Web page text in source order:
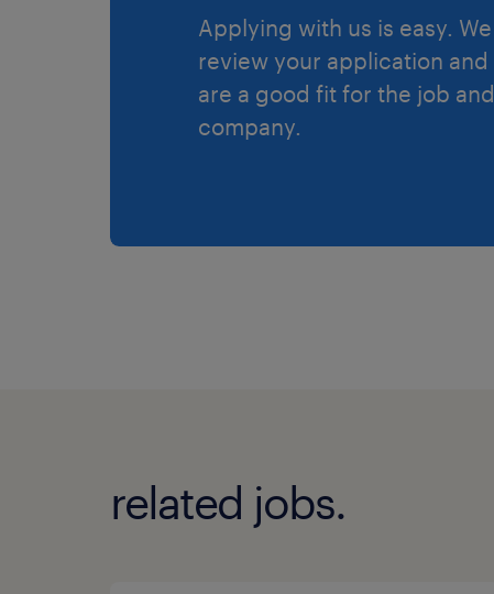
Applying with us is easy.
review your application and
are a good fit for the job
company.
related jobs.